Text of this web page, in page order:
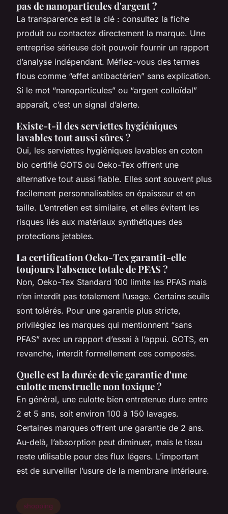
pas de nanoparticules d'argent ?
La transparence est la clé : consultez la fiche
produit ou contactez directement la marque. Une
entreprise sérieuse doit pouvoir fournir un rapport
d’analyse indépendant. Méfiez-vous des termes
flous comme “effet antibactérien” sans explication.
Si le mot “nanoparticules” ou “argent colloïdal”
apparaît, c’est un signal d’alerte.
Existe-t-il des serviettes hygiéniques
lavables tout aussi sûres ?
Oui, les serviettes hygiéniques lavables en coton
bio certifié GOTS ou Oeko-Tex offrent une
alternative tout aussi fiable. Elles sont souvent plus
facilement personnalisables en épaisseur et en
taille. L’entretien est similaire, et elles évitent les
risques liés aux matériaux synthétiques des
protections jetables.
La certification Oeko-Tex garantit-elle
toujours l'absence totale de PFAS ?
Non, Oeko-Tex Standard 100 limite les PFAS mais
n’en interdit pas totalement l’usage. Certains seuils
sont tolérés. Pour une garantie plus stricte,
privilégiez les marques qui mentionnent “sans
PFAS” avec un rapport d’essai à l’appui. GOTS, en
revanche, interdit formellement ces composés.
Quelle est la durée de vie garantie d'une
culotte menstruelle non toxique ?
En général, une culotte bien entretenue dure entre
2 et 5 ans, soit environ 100 à 150 lavages.
Certaines marques offrent une garantie de 2 ans.
Au-delà, l’absorption peut diminuer, mais le tissu
reste utilisable pour des flux légers. L’important
est de surveiller l’usure de la membrane intérieure.
shopping